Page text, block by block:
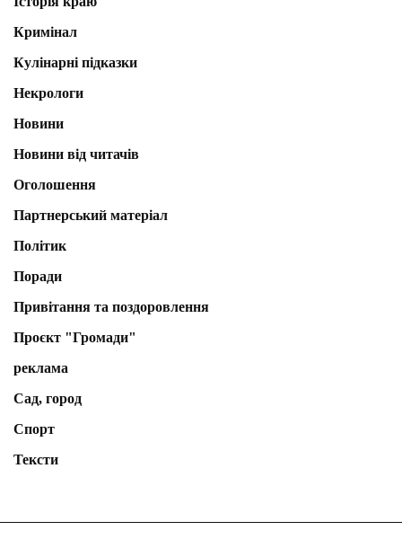
Кримінал
Кулінарні підказки
Некрологи
Новини
Новини від читачів
Оголошення
Партнерський матеріал
Політик
Поради
Привітання та поздоровлення
Проєкт "Громади"
реклама
Сад, город
Спорт
Тексти